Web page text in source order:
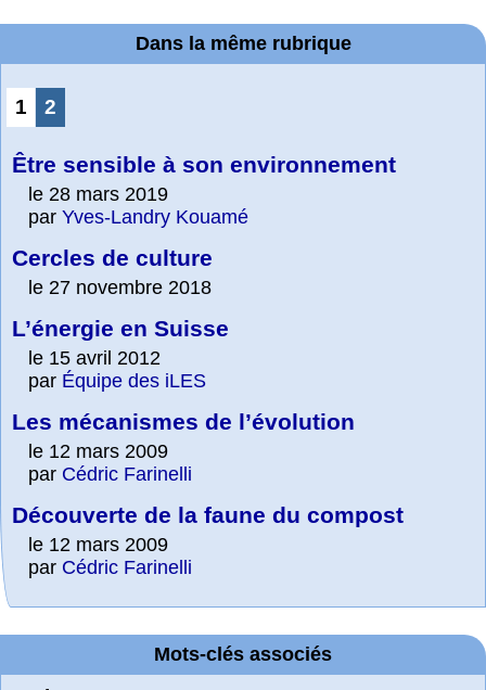
Dans la même rubrique
1 2
Être sensible à son environnement
le 28 mars 2019
par Yves-Landry Kouamé
Cercles de culture
le 27 novembre 2018
L’énergie en Suisse
le 15 avril 2012
par Équipe des iLES
Les mécanismes de l’évolution
le 12 mars 2009
par Cédric Farinelli
Découverte de la faune du compost
le 12 mars 2009
par Cédric Farinelli
Mots-clés associés